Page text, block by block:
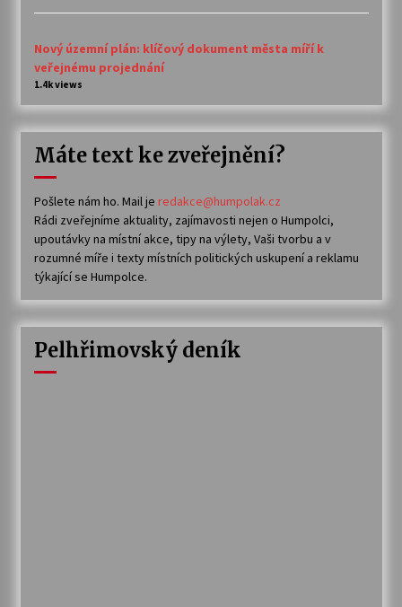
Nový územní plán: klíčový dokument města míří k
veřejnému projednání
1.4k views
Máte text ke zveřejnění?
Pošlete nám ho. Mail je redakce@humpolak.cz
Rádi zveřejníme aktuality, zajímavosti nejen o Humpolci,
upoutávky na místní akce, tipy na výlety, Vaši tvorbu a v
rozumné míře i texty místních politických uskupení a reklamu
týkající se Humpolce.
Pelhřimovský deník